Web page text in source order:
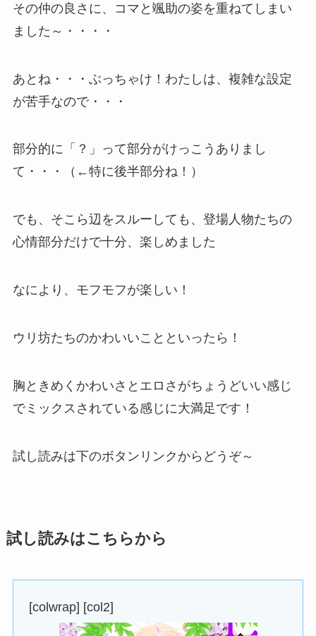
その仲の良さに、コマと颯助の姿を重ねてしまい
ました～・・・・
あとね・・・ぶっちゃけ！わたしは、複雑な設定
が苦手なので・・・
部分的に「？」って部分がけっこうありまし
て・・・（←特に後半部分ね！）
でも、そこら辺をスルーしても、登場人物たちの
心情部分だけで十分、楽しめました
なにより、モフモフが楽しい！
ウリ坊たちのかわいいことといったら！
胸ときめくかわいさとエロさがちょうどいい感じ
でミックスされている感じに大満足です！
試し読みは下のボタンリンクからどうぞ～
試し読みはこちらから
[colwrap] [col2]